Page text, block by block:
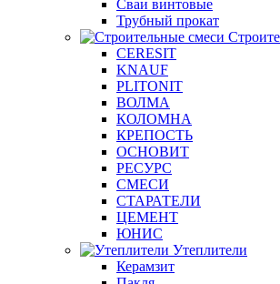
Сваи винтовые
Трубный прокат
CERESIT
KNAUF
PLITONIT
ВОЛМА
КОЛОМНА
КРЕПОСТЬ
ОСНОВИТ
РЕСУРС
СМЕСИ
СТАРАТЕЛИ
ЦЕМЕНТ
ЮНИС
Утеплители
Керамзит